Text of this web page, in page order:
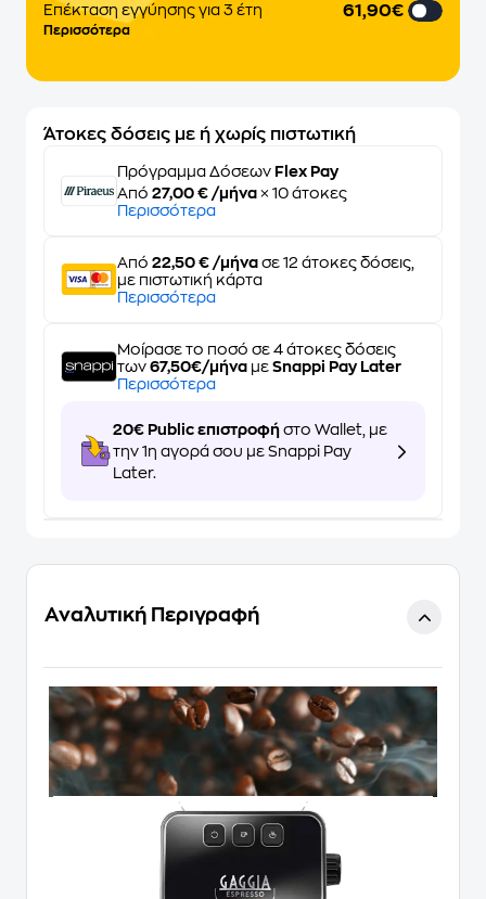
Επέκταση εγγύησης για 3 έτη
Περισσότερα
61,90€
Άτοκες δόσεις με ή χωρίς πιστωτική
Πρόγραμμα Δόσεων Flex Pay
Από 27,00 € /μήνα × 10 άτοκες
Περισσότερα
Από 22,50 € /μήνα σε 12 άτοκες δόσεις,
με πιστωτική κάρτα
Περισσότερα
Μοίρασε το ποσό σε 4 άτοκες δόσεις
των 67,50€/μήνα με Snappi Pay Later
Περισσότερα
20€ Public επιστροφή στο Wallet, με
την 1η αγορά σου με Snappi Pay
Later.
Αναλυτική Περιγραφή